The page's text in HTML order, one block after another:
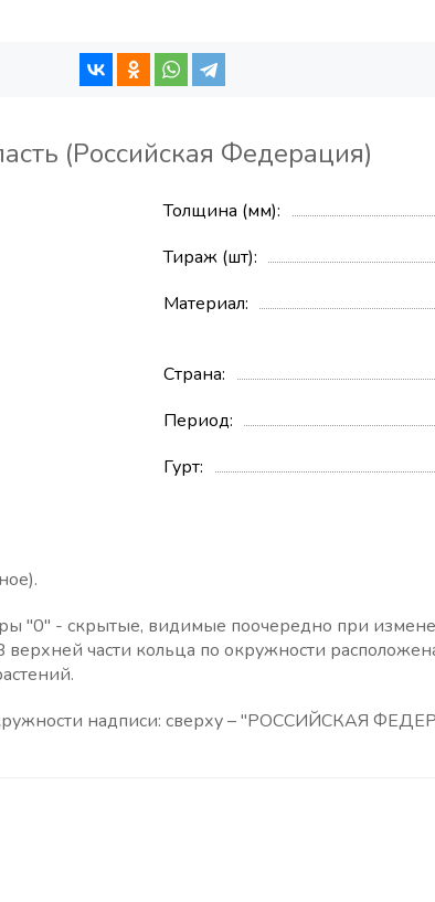
(Российская Федерация)
Толщина (мм)
Тираж (шт)
Материал
Страна
Период
Гурт
"0" - скрытые, видимые поочередно при
части кольца по окружности
надписи: сверху – "РОССИЙСКАЯ